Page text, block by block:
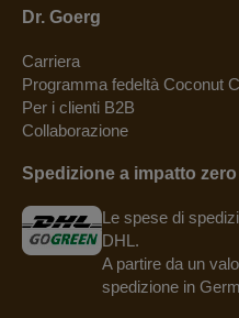
Dr. Goerg
Carriera
Programma fedeltà Coconut
Per i clienti B2B
Collaborazione
Spedizione a impatto
Le spese di
DHL.
A partire da un
spedizione in